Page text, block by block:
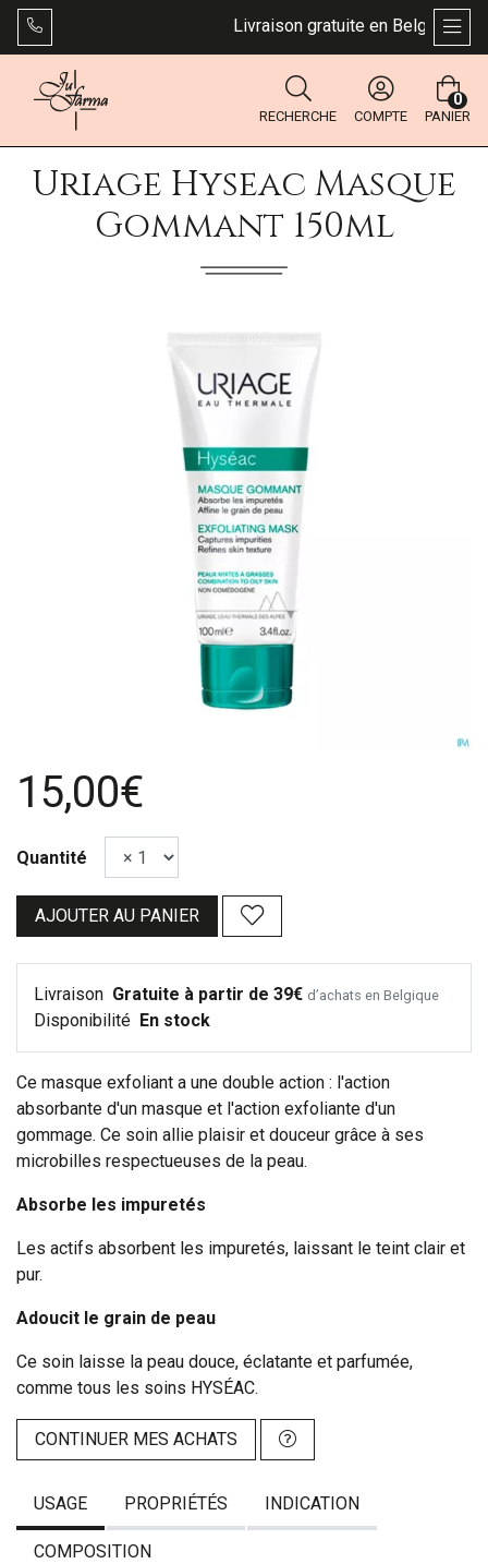
Livraison gratuite en Belgique
RECHERCHE COMPTE PANIER
0
Uriage Hyseac Masque
Gommant 150ml
15,00€
Quantité
AJOUTER AU PANIER
Livraison Gratuite à partir de 39€ d’achats en Belgique
Disponibilité En stock
Ce masque exfoliant a une double action : l'action
absorbante d'un masque et l'action exfoliante d'un
gommage. Ce soin allie plaisir et douceur grâce à ses
microbilles respectueuses de la peau.
Absorbe les impuretés
Les actifs absorbent les impuretés, laissant le teint clair et
pur.
Adoucit le grain de peau
Ce soin laisse la peau douce, éclatante et parfumée,
comme tous les soins HYSÉAC.
CONTINUER MES ACHATS
USAGE PROPRIÉTÉS INDICATION
COMPOSITION